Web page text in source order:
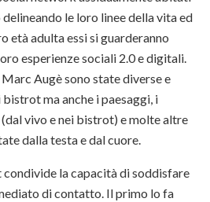
le loro linee della vita ed
età adulta essi si guarderanno
esperienze sociali 2.0 e digitali.
Augè sono state diverse e
ma anche i paesaggi, i
vivo e nei bistrot) e molte altre
dalla testa e dal cuore.
la capacità di soddisfare
di contatto. Il primo lo fa